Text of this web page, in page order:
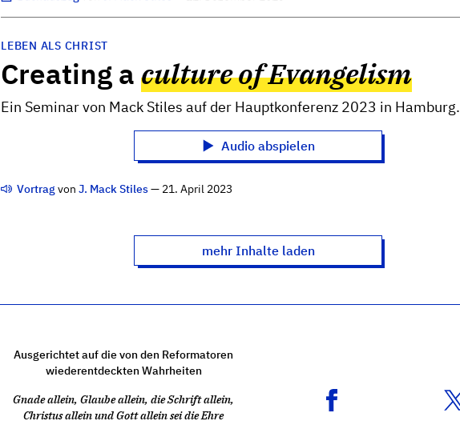
LEBEN ALS CHRIST
Creating aculture of Evangelism
Ein Seminar von Mack Stiles auf der Hauptkonferenz 2023 in Hamburg.
Audio abspielen
VortragvonJ. Mack Stiles— 21. April 2023
mehr Inhalte laden
Ausgerichtet auf die von den Reformatoren
wiederentdeckten Wahrheiten
Gnade allein, Glaube allein, die Schrift allein,
Christus allein und Gott allein sei die Ehre